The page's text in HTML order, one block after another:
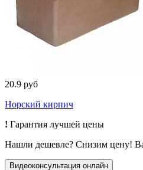
20.9 руб
Норский кирпич
! Гарантия лучшей цены
Нашли дешевле? Снизим цену!